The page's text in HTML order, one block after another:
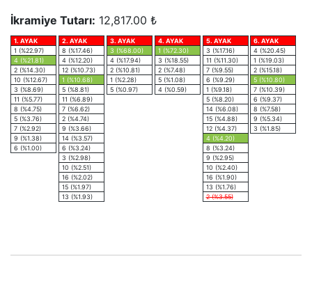
İkramiye Tutarı: 12,817.00 ₺
1. AYAK
1 (%22.97)
4 (%21.81)
2 (%14.30)
10 (%12.67)
3 (%8.69)
11 (%5.77)
8 (%4.75)
5 (%3.76)
7 (%2.92)
9 (%1.38)
6 (%1.00)
2. AYAK
8 (%17.46)
4 (%12.20)
12 (%10.73)
1 (%10.68)
5 (%8.81)
11 (%6.89)
7 (%6.62)
2 (%4.74)
9 (%3.66)
14 (%3.57)
6 (%3.24)
3 (%2.98)
10 (%2.51)
16 (%2.02)
15 (%1.97)
13 (%1.93)
3. AYAK
3 (%68.00)
4 (%17.94)
2 (%10.81)
1 (%2.28)
5 (%0.97)
4. AYAK
1 (%72.30)
3 (%18.55)
2 (%7.48)
5 (%1.08)
4 (%0.59)
5. AYAK
3 (%17.16)
11 (%11.30)
7 (%9.55)
6 (%9.29)
1 (%9.18)
5 (%8.20)
14 (%6.08)
15 (%4.88)
12 (%4.37)
4 (%4.20)
8 (%3.24)
9 (%2.95)
10 (%2.40)
16 (%1.90)
13 (%1.76)
2 (%3.55)
6. AYAK
4 (%20.45)
1 (%19.03)
2 (%15.18)
5 (%10.80)
7 (%10.39)
6 (%9.37)
8 (%7.58)
9 (%5.34)
3 (%1.85)